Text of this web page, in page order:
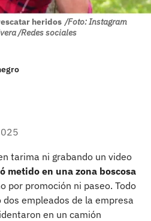
heridos /Foto: Instagram
/Redes sociales
tarima ni grabando un video
metido en una zona boscosa
por promoción ni paseo. Todo
empleados de la empresa
en un camión